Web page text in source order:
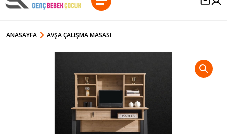
ANASAYFA AVŞA ÇALIŞMA MASASI